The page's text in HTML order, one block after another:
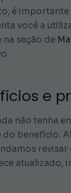
é
você a
na seção de
e
não tenha
do benefício.
atualizado,